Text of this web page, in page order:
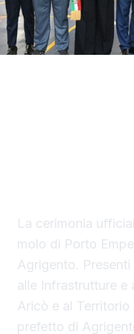
La cerimonia
molo di Porto
Agrigento.
alle Infrastrutture e
Aricò e al Territorio
prefetto di